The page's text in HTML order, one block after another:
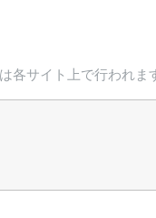
各サイト上で行われま